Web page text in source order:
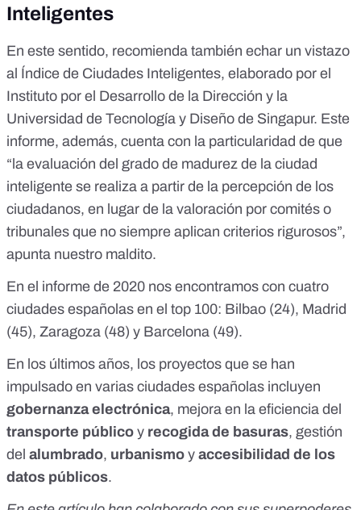
Inteligentes
En este sentido, recomienda también echar un vistazo
al Índice de Ciudades Inteligentes, elaborado por el
Instituto por el Desarrollo de la Dirección y la
Universidad de Tecnología y Diseño de Singapur. Este
informe, además, cuenta con la particularidad de que
“la evaluación del grado de madurez de la ciudad
inteligente se realiza a partir de la percepción de los
ciudadanos, en lugar de la valoración por comités o
tribunales que no siempre aplican criterios rigurosos”,
apunta nuestro maldito.
En el informe de 2020 nos encontramos con cuatro
ciudades españolas en el top 100: Bilbao (24), Madrid
(45), Zaragoza (48) y Barcelona (49).
En los últimos años, los proyectos que se han
impulsado en varias ciudades españolas incluyen
gobernanza electrónica, mejora en la eficiencia del
transporte público y recogida de basuras, gestión
del alumbrado, urbanismo y accesibilidad de los
datos públicos.